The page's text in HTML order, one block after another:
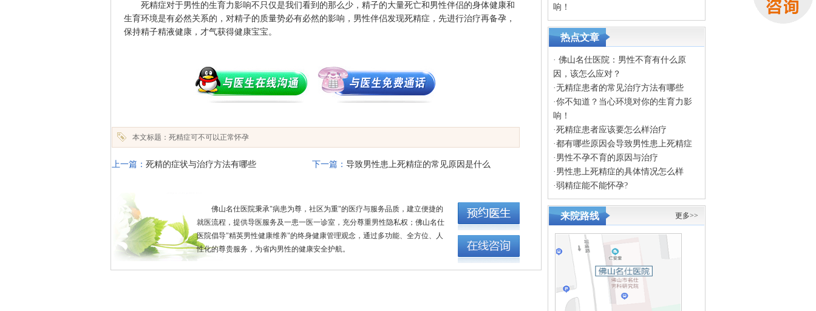
死精症对于男性的生育力影响不只仅是我们看到的那么少，精子的大量死亡和男性伴侣的身体健康和
生育环境是有必然关系的，对精子的质量势必有必然的影响，男性伴侣发现死精症，先进行治疗再备孕，
保持精子精液健康，才气获得健康宝宝。
本文标题：死精症可不可以正常怀孕
上一篇： 死精的症状与治疗方法有哪些 下一篇： 导致男性患上死精症的常见原因是什么
佛山名仕医院秉承"病患为尊，社区为重"的医疗与服务品质，建立便捷的
就医流程，提供导医服务及一患一医一诊室，充分尊重男性隐私权；佛山名仕
医院倡导"精英男性健康维养"的终身健康管理观念，通过多功能、全方位、人
性化的尊贵服务，为省内男性的健康安全护航。
响！
热点文章
· 佛山名仕医院：男性不育有什么原
因，该怎么应对？
·无精症患者的常见治疗方法有哪些
·你不知道？当心环境对你的生育力影
响！
·死精症患者应该要怎么样治疗
·都有哪些原因会导致男性患上死精症
· 男性不孕不育的原因与治疗
· 男性患上死精症的具体情况怎么样
·弱精症能不能怀孕?
来院路线 更多>>